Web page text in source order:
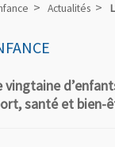
Actualités
vingtaine
santé et bien-